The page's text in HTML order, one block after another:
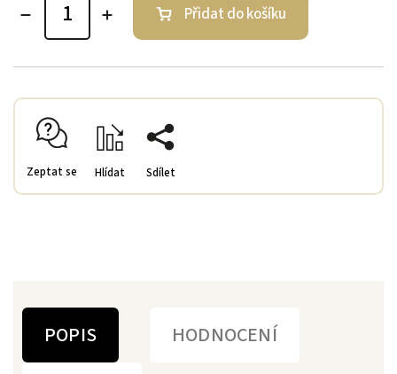
Přidat do košíku
Zeptat se Hlídat Sdílet
POPIS
HODNOCENÍ